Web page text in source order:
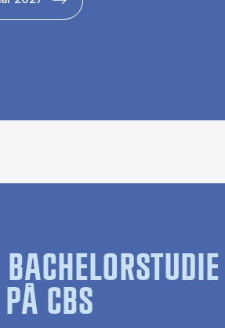
PÅ CBS